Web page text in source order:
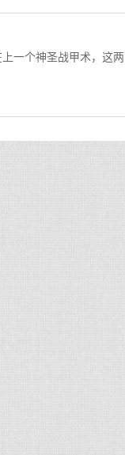
一个神圣战甲术，这两